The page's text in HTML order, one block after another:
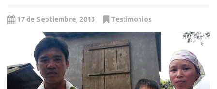
17 de Septiembre, 2013 Testimonios